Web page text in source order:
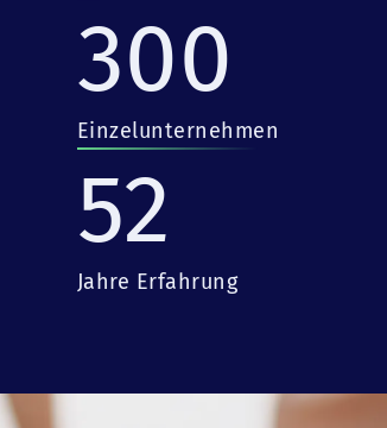
300
Einzelunternehmen
52
Jahre Erfahrung